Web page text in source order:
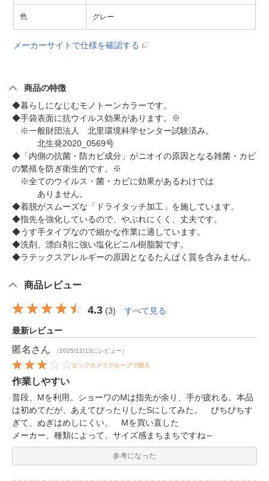
色 グレー
メーカーサイトで仕様を確認する
商品の特徴
◆暮らしになじむモノトーンカラーです。
◆手袋表面に抗ウイルス効果があります。※
※一般財団法人 北里環境科学センター試験済み。
北生発2020_0569号
◆「内側の抗菌・防カビ成分」がニオイの原因となる雑菌・カビ
の繁殖を防ぎ衛生的です。※
※全てのウイルス・菌・カビに効果があるわけでは
ありません。
◆着脱がスムーズな「ドライタッチ加工」を施しています。
◆指先を強化しているので、やぶれにくく、丈夫です。
◆うす手タイプなので細かな作業に適しています。
◆洗剤、漂白剤に強い塩化ビニル樹脂製です。
◆ラテックスアレルギーの原因となるたんぱく質を含みません。
商品レビュー
4.3 (3) すべて見る
最新レビュー
匿名 さん （2025/12/13にレビュー）
ビックカメラグループで購入
作業しやすい
普段、Mを利用。ショーワのMは指先が余り、手が疲れる。本品
は初めてだが、あえてぴったりしたSにしてみた。 ぴちぴちす
ぎて、ぬぎはめしにくい。 Mを買い直した
メーカー、種類によって、サイズ感まちまちですね～
参考になった